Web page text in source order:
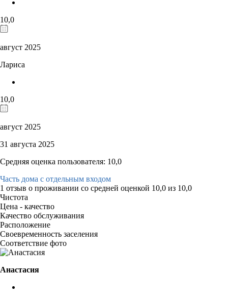
10,0
август 2025
Лариса
10,0
август 2025
31 августа 2025
Средняя оценка пользователя: 10,0
Часть дома с отдельным входом
1 отзыв о проживании со средней оценкой 10,0 из 10,0
Чистота
Цена - качество
Качество обслуживания
Расположение
Своевременность заселения
Соответствие фото
Анастасия